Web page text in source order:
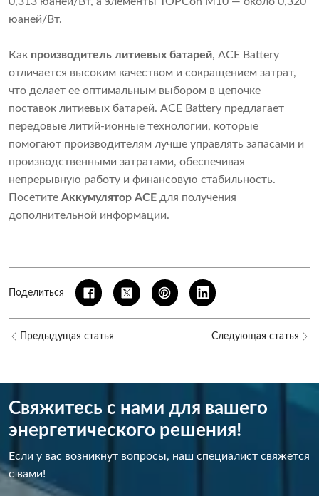
юаней/Вт.
Как производитель литиевых батарей, ACE Battery
отличается высоким качеством и сокращением затрат,
что делает ее оптимальным выбором в цепочке
поставок литиевых батарей. ACE Battery предлагает
передовые литий-ионные технологии, которые
помогают производителям лучше управлять запасами и
производственными затратами, обеспечивая
непрерывную работу и финансовую стабильность.
Посетите Аккумулятор ACE для получения
дополнительной информации.
Поделиться
Предыдущая статья Следующая статья
Свяжитесь с нами для вашего
энергетического решения!
Если у вас возникнут вопросы, наш специалист свяжется
с вами!